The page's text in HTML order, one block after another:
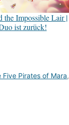
the Impossible Lair |
ist zurück!
Five Pirates of Mara,